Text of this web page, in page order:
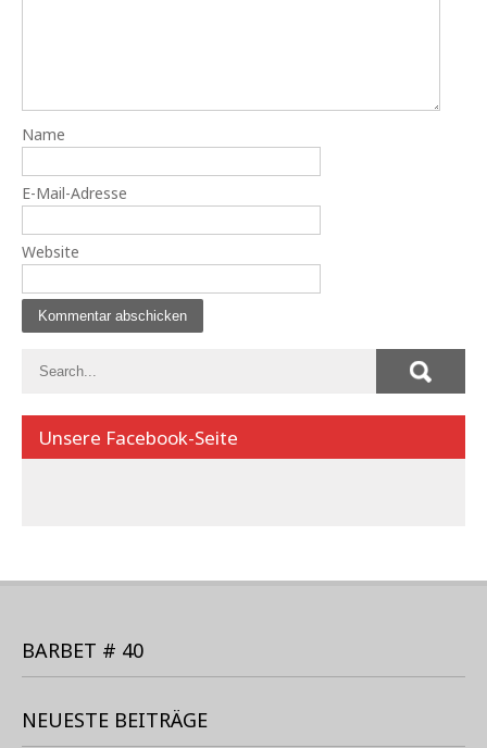
Name
E-Mail-Adresse
Website
Unsere Facebook-Seite
BARBET # 40
NEUESTE BEITRÄGE